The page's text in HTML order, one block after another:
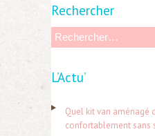
Rechercher
L’Actu’
Quel kit van aménagé
confortablement sans